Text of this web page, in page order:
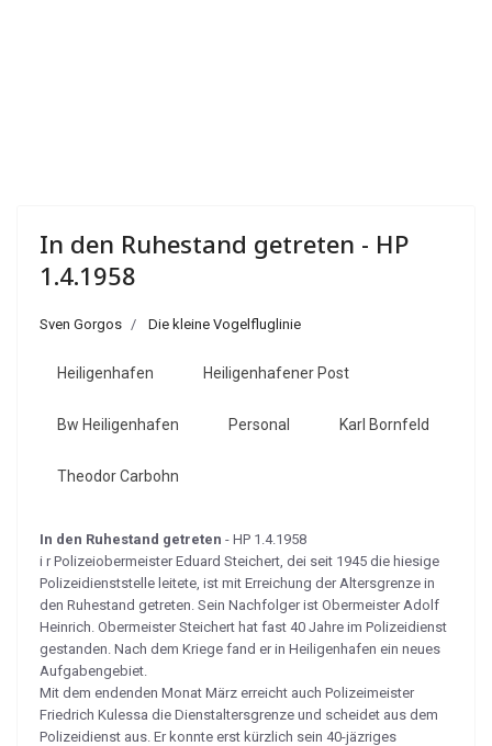
In den Ruhestand getreten - HP
1.4.1958
Sven Gorgos Die kleine Vogelfluglinie
Heiligenhafen Heiligenhafener Post
Bw Heiligenhafen Personal Karl Bornfeld
Theodor Carbohn
In den Ruhestand getreten - HP 1.4.1958
i r Polizeiobermeister Eduard Steichert, dei seit 1945 die hiesige
Polizeidienst­stelle leitete, ist mit Erreichung der Altersgrenze in
den Ruhestand getreten. Sein Nachfolger ist Obermeister Adolf
Heinrich. Obermeister Steichert hat fast 40 Jahre im Polizeidienst
gestanden. Nach dem Kriege fand er in Heiligenhafen ein neues
Aufgabengebiet.
Mit dem endenden Monat März erreicht auch Polizeimeister
Friedrich Kulessa die Dienstaltersgrenze und scheidet aus dem
Polizeidienst aus. Er konnte erst kürz­lich sein 40-jäzriges